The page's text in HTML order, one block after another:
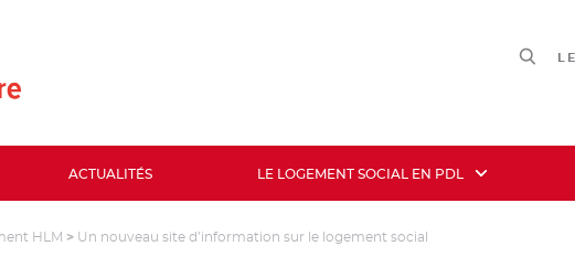
ACTUALITÉS LE LOGEMENT SOCIAL EN PDL
HLM > Un nouveau site d’information sur le logement social